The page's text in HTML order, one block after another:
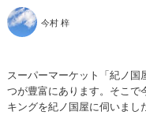
今村 梓
スーパーマーケット「紀ノ
つが豊富にあります。そこで
キングを紀ノ国屋に伺いまし